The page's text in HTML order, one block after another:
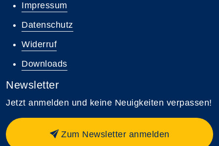
Impressum
Datenschutz
Widerruf
Downloads
Newsletter
Jetzt anmelden und keine Neuigkeiten verpassen!
Zum Newsletter anmelden